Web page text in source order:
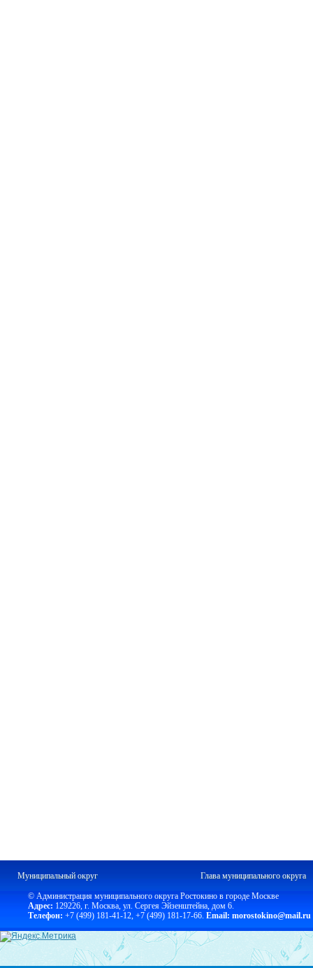
Муниципальный округ Глава муниципального округа
© Администрация муниципального округа Ростокино в городе Москве
Адрес: 129226, г. Москва, ул. Сергея Эйзенштейна, дом 6.
Телефон: +7 (499) 181-41-12, +7 (499) 181-17-66. Email: morostokino@mail.ru